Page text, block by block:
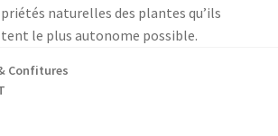
naturelles des plantes qu’ils
le plus autonome possible.
Confitures